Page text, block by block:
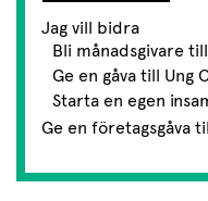
Jag vill bidra
Bli månadsgivare
Ge en gåva till Ung
Starta en egen
Ge en företagsgåva